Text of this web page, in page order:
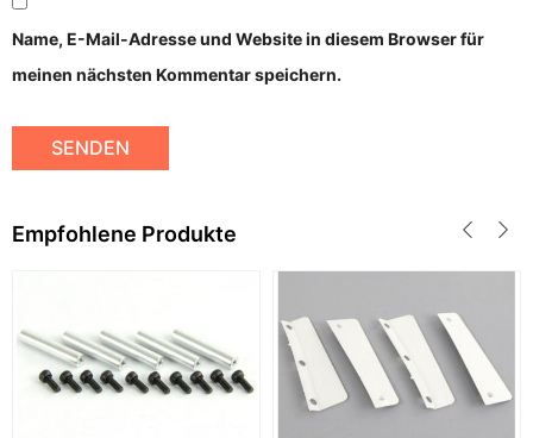
Name, E-Mail-Adresse und Website in diesem Browser für
meinen nächsten Kommentar speichern.
Empfohlene Produkte